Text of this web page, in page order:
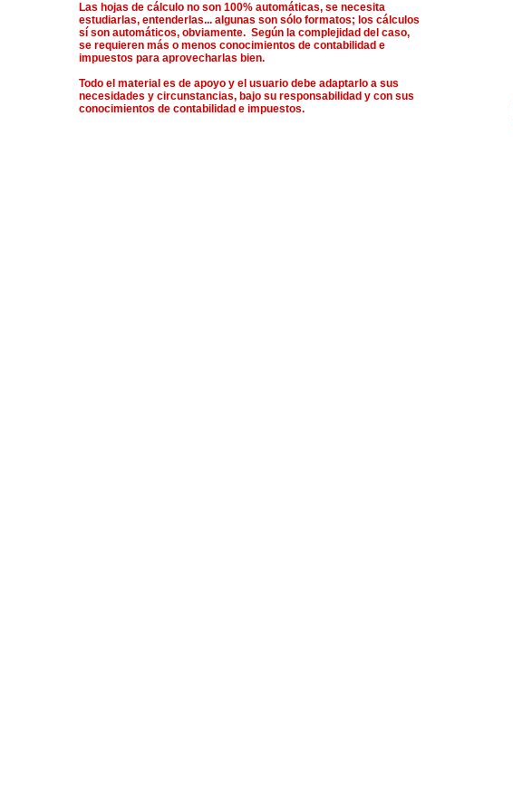
Las hojas de cálculo no son 100% automáticas, se necesita
estudiarlas, entenderlas... algunas son sólo formatos; los cálculos
sí son automáticos, obviamente. Según la complejidad del caso,
se requieren más o menos conocimientos de contabilidad e
impuestos para aprovecharlas bien.
Todo el material es de apoyo y el usuario debe adaptarlo a sus
necesidades y circunstancias, bajo su responsabilidad y con sus
conocimientos de contabilidad e impuestos.